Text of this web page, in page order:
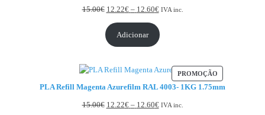
15.00€ 12.22€ – 12.60€Price range: 12.22€ through
IVA inc.
Adicionar
PROMOÇÃOPRODUTO EM
PLA Refill Magenta Azurefilm RAL 4003- 1KG 1.75mm
15.00€ 12.22€ – 12.60€Price range: 12.22€ through
IVA inc.